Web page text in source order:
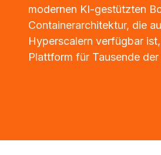
modernen KI-gestützten
Containerarchitektur, die
Hyperscalern verfügbar
Plattform für Tausende